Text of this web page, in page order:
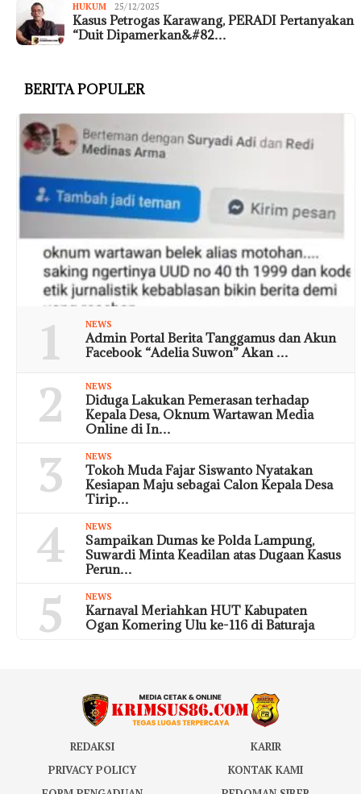
HUKUM 25/12/2025
Kasus Petrogas Karawang, PERADI Pertanyakan
“Duit Dipamerkan&#82…
BERITA POPULER
1 NEWS
Admin Portal Berita Tanggamus dan Akun
Facebook “Adelia Suwon” Akan …
2 NEWS
Diduga Lakukan Pemerasan terhadap
Kepala Desa, Oknum Wartawan Media
Online di In…
3 NEWS
Tokoh Muda Fajar Siswanto Nyatakan
Kesiapan Maju sebagai Calon Kepala Desa
Tirip…
4 NEWS
Sampaikan Dumas ke Polda Lampung,
Suwardi Minta Keadilan atas Dugaan Kasus
Perun…
5 NEWS
Karnaval Meriahkan HUT Kabupaten
Ogan Komering Ulu ke-116 di Baturaja
REDAKSI
KARIR
PRIVACY POLICY
KONTAK KAMI